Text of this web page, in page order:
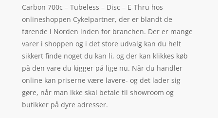
Carbon 700c – Tubeless – Disc – E-Thru hos
onlineshoppen Cykelpartner, der er blandt de
førende i Norden inden for branchen. Der er mange
varer i shoppen og i det store udvalg kan du helt
sikkert finde noget du kan li, og der kan klikkes køb
på den vare du kigger på lige nu. Når du handler
online kan priserne være lavere- og det lader sig
gøre, når man ikke skal betale til showroom og
butikker på dyre adresser.